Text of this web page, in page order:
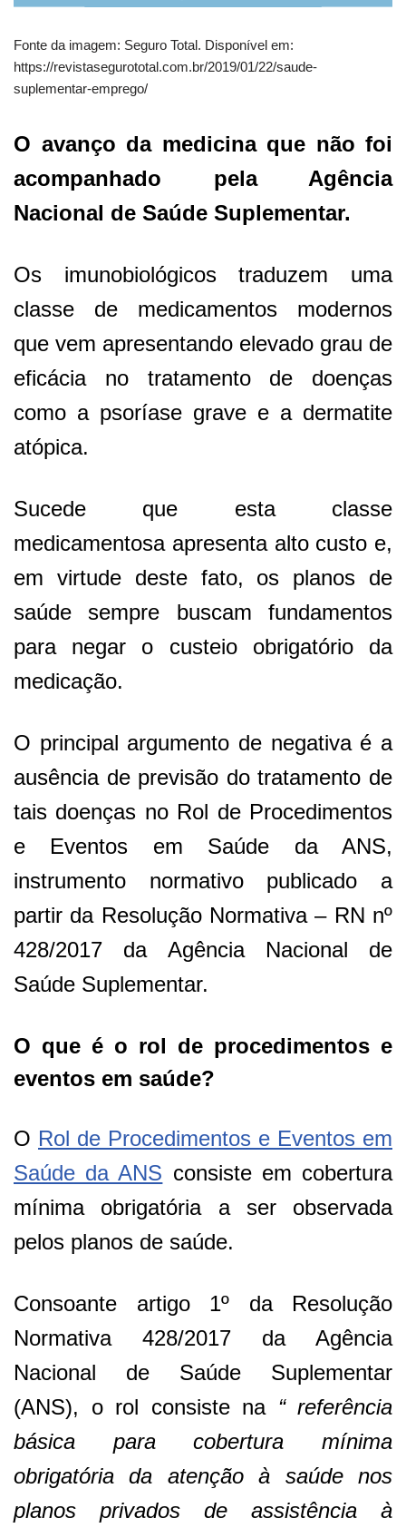
Fonte da imagem: Seguro Total. Disponível em:
https://revistasegurototal.com.br/2019/01/22/saude-
suplementar-emprego/
O avanço da medicina que não foi
acompanhado pela Agência
Nacional de Saúde Suplementar.
Os imunobiológicos traduzem uma
classe de medicamentos modernos
que vem apresentando elevado grau de
eficácia no tratamento de doenças
como a psoríase grave e a dermatite
atópica.
Sucede que esta classe
medicamentosa apresenta alto custo e,
em virtude deste fato, os planos de
saúde sempre buscam fundamentos
para negar o custeio obrigatório da
medicação.
O principal argumento de negativa é a
ausência de previsão do tratamento de
tais doenças no Rol de Procedimentos
e Eventos em Saúde da ANS,
instrumento normativo publicado a
partir da Resolução Normativa – RN nº
428/2017 da Agência Nacional de
Saúde Suplementar.
O que é o rol de procedimentos e
eventos em saúde?
O Rol de Procedimentos e Eventos em
Saúde da ANS consiste em cobertura
mínima obrigatória a ser observada
pelos planos de saúde.
Consoante artigo 1º da Resolução
Normativa 428/2017 da Agência
Nacional de Saúde Suplementar
(ANS), o rol consiste na “ referência
básica para cobertura mínima
obrigatória da atenção à saúde nos
planos privados de assistência à